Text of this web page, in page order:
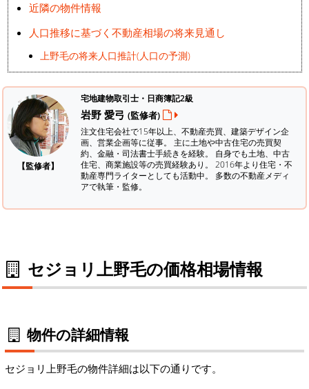
近隣の物件情報
人口推移に基づく不動産相場の将来見通し
上野毛の将来人口推計(人口の予測)
【監修者】
宅地建物取引士・日商簿記2級
岩野 愛弓 (監修者)
注文住宅会社で15年以上、不動産売買、建築デザイン企
画、営業企画等に従事。 主に土地や中古住宅の売買契
約、金融・司法書士手続きを経験。 自身でも土地、中古
住宅、商業施設等の売買経験あり。 2016年より住宅・不
動産専門ライターとしても活動中。 多数の不動産メディ
アで執筆・監修。
セジョリ上野毛の価格相場情報
物件の詳細情報
セジョリ上野毛の物件詳細は以下の通りです。